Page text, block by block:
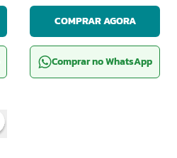
COMPRAR AGORA
Comprar no WhatsApp